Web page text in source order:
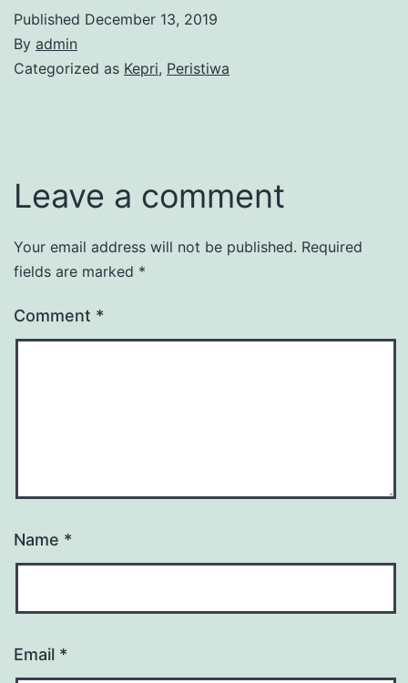
Published December 13, 2019
By admin
Categorized as Kepri, Peristiwa
Leave a comment
Your email address will not be published. Required
fields are marked *
Comment *
Name *
Email *